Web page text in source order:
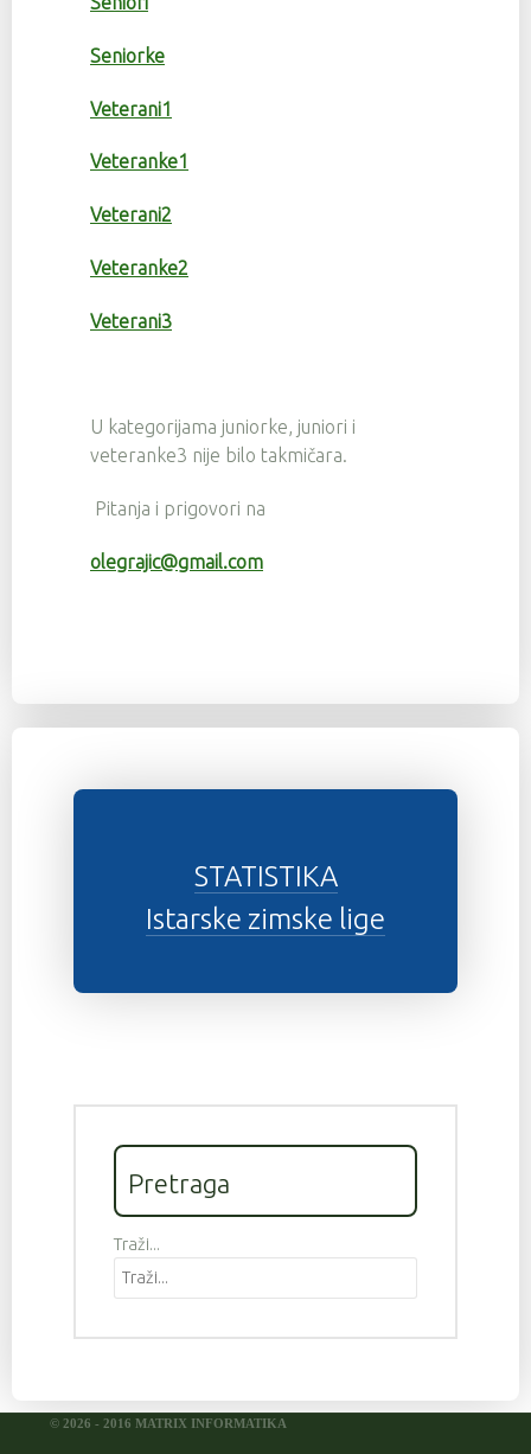
Seniorke
Veterani1
Veteranke1
Veterani2
Veteranke2
Veterani3
U kategorijama juniorke, juniori i
veteranke3 nije bilo takmičara.
Pitanja i prigovori na
olegrajic@gmail.com
STATISTIKA
Istarske zimske lige
Pretraga
Traži...
© 2026 - 2016 MATRIX INFORMATIKA